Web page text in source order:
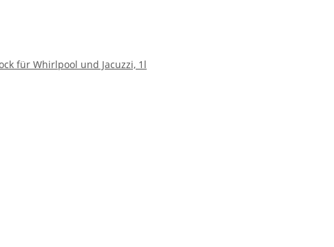
für Whirlpool und Jacuzzi, 1l